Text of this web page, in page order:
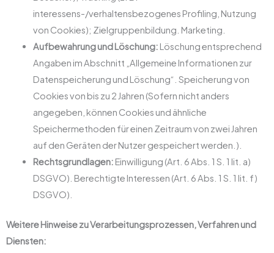
interessens-/verhaltensbezogenes Profiling, Nutzung
von Cookies); Zielgruppenbildung. Marketing.
Aufbewahrung und Löschung: Löschung entsprechend
Angaben im Abschnitt „Allgemeine Informationen zur
Datenspeicherung und Löschung“. Speicherung von
Cookies von bis zu 2 Jahren (Sofern nicht anders
angegeben, können Cookies und ähnliche
Speichermethoden für einen Zeitraum von zwei Jahren
auf den Geräten der Nutzer gespeichert werden.).
Rechtsgrundlagen: Einwilligung (Art. 6 Abs. 1 S. 1 lit. a)
DSGVO). Berechtigte Interessen (Art. 6 Abs. 1 S. 1 lit. f)
DSGVO).
Weitere Hinweise zu Verarbeitungsprozessen, Verfahren und
Diensten: